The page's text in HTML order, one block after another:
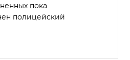
пока
полицейский